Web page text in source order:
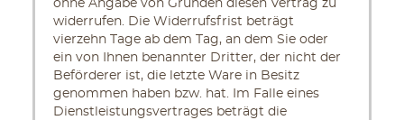
ohne Angabe von Gründen diesen Vertrag zu
widerrufen. Die Widerrufsfrist beträgt
vierzehn Tage ab dem Tag, an dem Sie oder
ein von Ihnen benannter Dritter, der nicht der
Beförderer ist, die letzte Ware in Besitz
genommen haben bzw. hat. Im Falle eines
Dienstleistungsvertrages beträgt die